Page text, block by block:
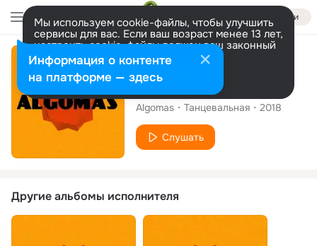
Войти
Мы используем cookie-файлы, чтобы улучшить
сервисы для вас. Если ваш возраст менее 13 лет,
настроить cookie-файлы должен ваш законный
представитель. Больше информации
Разрешить все Настроить
Сингл
State of Mind
Algomas Танцевальная 2018
Слушать
Другие альбомы исполнителя
Информация о контенте
на платформе — здесь